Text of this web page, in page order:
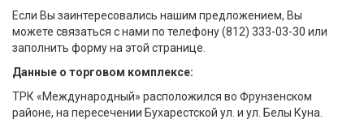
Если Вы заинтересовались нашим предложением, Вы
можете связаться с нами по телефону (812) 333-03-30 или
заполнить форму на этой странице.
Данные о торговом комплексе:
ТРК «Международный» расположился во Фрунзенском
районе, на пересечении Бухарестской ул. и ул. Белы Куна.